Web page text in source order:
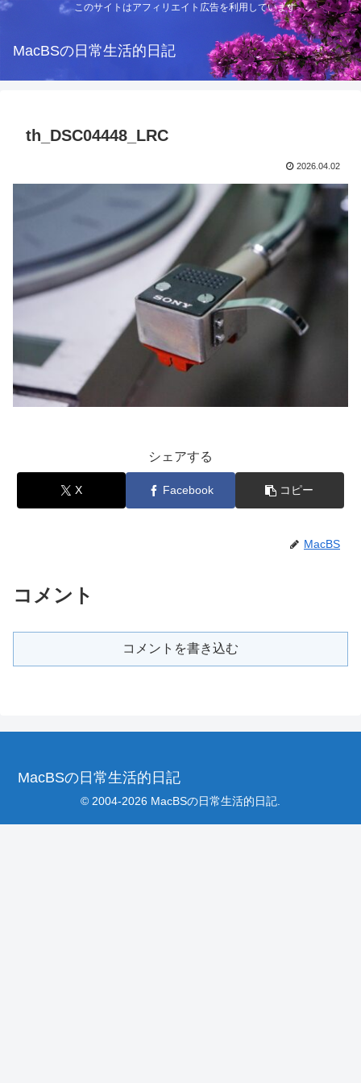
このサイトはアフィリエイト広告を利用しています
MacBSの日常生活的日記
th_DSC04448_LRC
2026.04.02
シェアする
X Facebook コピー
MacBS
コメント
コメントを書き込む
MacBSの日常生活的日記
© 2004-2026 MacBSの日常生活的日記.